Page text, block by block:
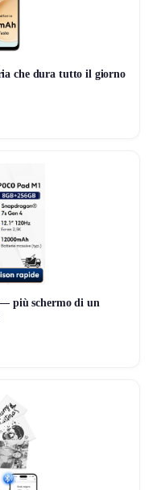
quotidiano misto.
e studio.
frontale per meeting,
nelle impostazioni per
per file sensibili.
di
che dura tutto il giorno
più schermo di un